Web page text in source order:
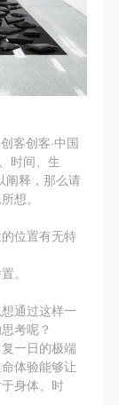
客创客·中国
时间、生
阐释，那么请
想。
位置有无特
。
通过这样一
考呢？
一日的极端
体验能够让
身体、时
构和平台，
，同意按相
险与责任自
的风险意
的相关法
并应该具
民事行为
年人的陪
构和平台，
，同意按相
险与责任自
的风险意
的相关法
并应该具
民事行为
年人的陪
构和平台，
，同意按相
险与责任自
的风险意
的相关法
并应该具
民事行为
年人的陪